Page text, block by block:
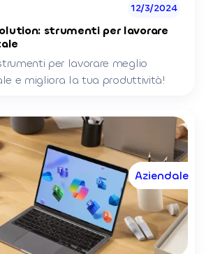
12/3/2024
strumenti per lavorare
per lavorare meglio
e migliora la tua produttività!
Aziendale